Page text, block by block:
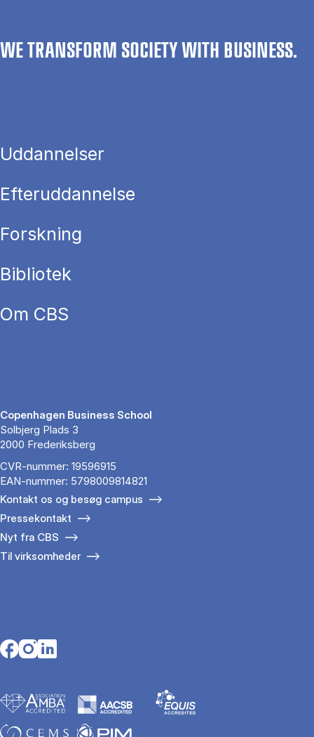
WE TRANSFORM SOCIETY WITH BUSINESS.
Uddannelser
Efteruddannelse
Forskning
Bibliotek
Om CBS
Copenhagen Business School
Solbjerg Plads 3
2000 Frederiksberg
CVR-nummer: 19596915
EAN-nummer: 5798009814821
Kontakt os og besøg campus
Pressekontakt
Nyt fra CBS
Til virksomheder
Opens in a new tab
Opens in a new tab
Opens in a new tab